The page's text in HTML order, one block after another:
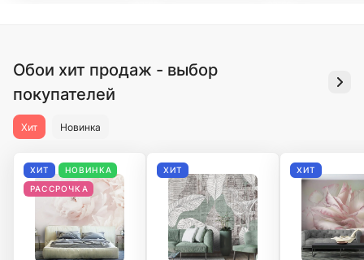
Обои хит продаж - выбор
покупателей
Хит Новинка
ХИТ
НОВИНКА
РАССРОЧКА
ХИТ ХИТ